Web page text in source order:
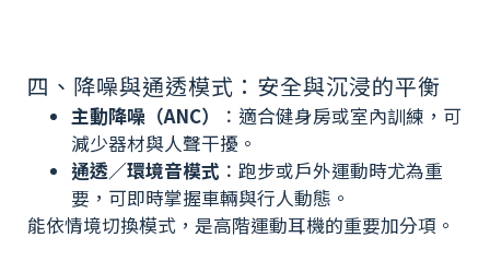
四、降噪與通透模式：安全與沉浸的平衡
主動降噪（ANC）
：適合健身房或室內訓練，可
減少器材與人聲干擾。
通透／環境音模式 ：跑步或戶外運動時尤為重
要，可即時掌握車輛與行人動態。
能依情境切換模式，是高階運動耳機的重要加分項。